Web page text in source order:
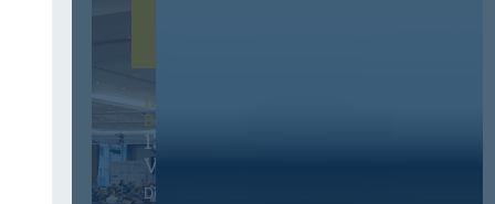
12. & 13. November 2026 in
Berlin
13. Deutscher
Vergabetag
Der Jahreskongress für